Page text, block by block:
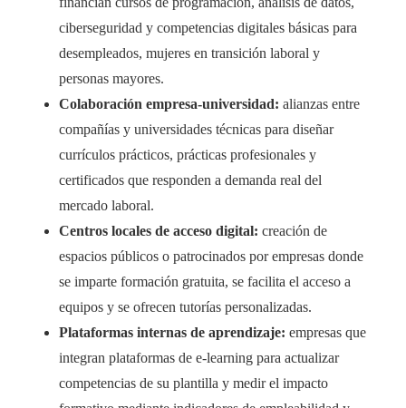
ciberseguridad y competencias digitales básicas para
desempleados, mujeres en transición laboral y
personas mayores.
Colaboración empresa-universidad: alianzas entre
compañías y universidades técnicas para diseñar
currículos prácticos, prácticas profesionales y
certificados que responden a demanda real del
mercado laboral.
Centros locales de acceso digital: creación de
espacios públicos o patrocinados por empresas donde
se imparte formación gratuita, se facilita el acceso a
equipos y se ofrecen tutorías personalizadas.
Plataformas internas de aprendizaje: empresas que
integran plataformas de e-learning para actualizar
competencias de su plantilla y medir el impacto